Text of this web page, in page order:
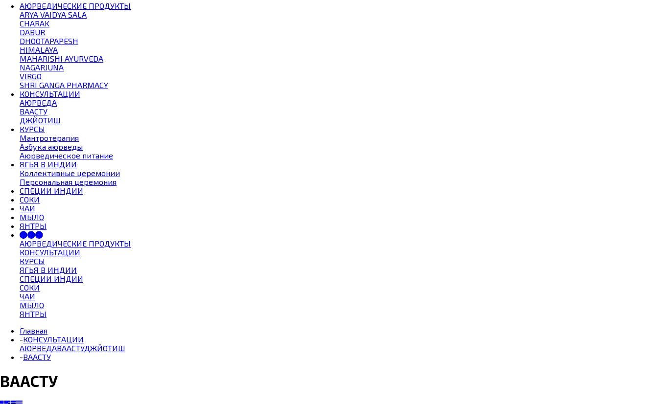
АЮРВЕДИЧЕСКИЕ ПРОДУКТЫ
ARYA VAIDYA SALA
CHARAK
DABUR
DHOOTAPAPESH
HIMALAYA
MAHARISHI AYURVEDA
NAGARJUNA
VIRGO
SHRI GANGA PHARMACY
КОНСУЛЬТАЦИИ
АЮРВЕДА
ВААСТУ
ДЖЙОТИШ
КУРСЫ
Мантротерапия
Азбука аюрведы
Аюрведическое питание
ЯГЬЯ В ИНДИИ
Коллективные церемонии
Персональная церемония
СПЕЦИИ ИНДИИ
СОКИ
ЧАИ
МЫЛО
ЯНТРЫ
АЮРВЕДИЧЕСКИЕ ПРОДУКТЫ
КОНСУЛЬТАЦИИ
КУРСЫ
ЯГЬЯ В ИНДИИ
СПЕЦИИ ИНДИИ
СОКИ
ЧАИ
МЫЛО
ЯНТРЫ
Главная
-КОНСУЛЬТАЦИИ
АЮРВЕДАВААСТУДЖЙОТИШ
-ВААСТУ
ВААСТУ